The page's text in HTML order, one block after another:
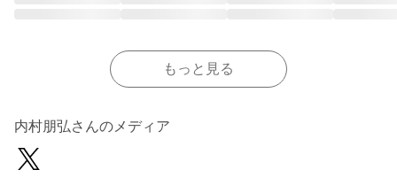
もっと見る
内村朋弘さんのメディア